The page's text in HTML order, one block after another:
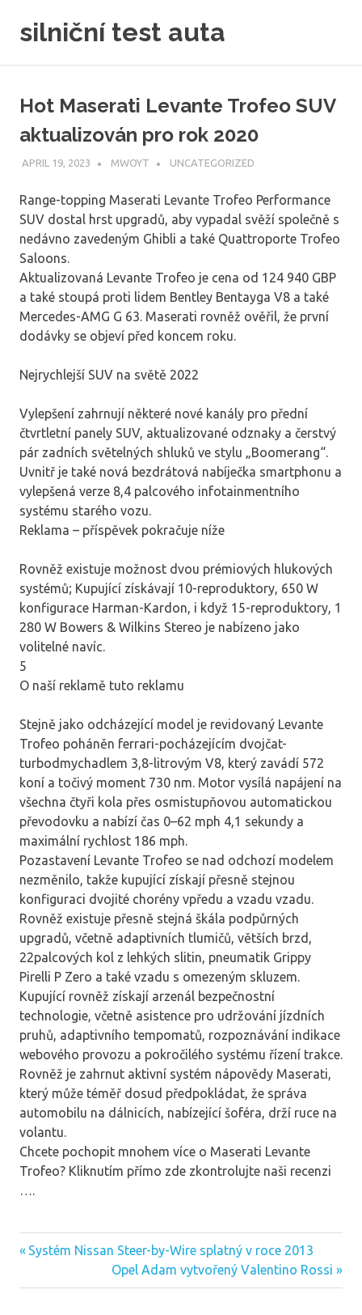
silniční test auta
Hot Maserati Levante Trofeo SUV
aktualizován pro rok 2020
APRIL 19, 2023 MWOYT UNCATEGORIZED
Range-topping Maserati Levante Trofeo Performance
SUV dostal hrst upgradů, aby vypadal svěží společně s
nedávno zavedeným Ghibli a také Quattroporte Trofeo
Saloons.
Aktualizovaná Levante Trofeo je cena od 124 940 GBP
a také stoupá proti lidem Bentley Bentayga V8 a také
Mercedes-AMG G 63. Maserati rovněž ověřil, že první
dodávky se objeví před koncem roku.
Nejrychlejší SUV na světě 2022
Vylepšení zahrnují některé nové kanály pro přední
čtvrtletní panely SUV, aktualizované odznaky a čerstvý
pár zadních světelných shluků ve stylu „Boomerang“.
Uvnitř je také nová bezdrátová nabíječka smartphonu a
vylepšená verze 8,4 palcového infotainmentního
systému starého vozu.
Reklama – příspěvek pokračuje níže
Rovněž existuje možnost dvou prémiových hlukových
systémů; Kupující získávají 10-reproduktory, 650 W
konfigurace Harman-Kardon, i když 15-reproduktory, 1
280 W Bowers & Wilkins Stereo je nabízeno jako
volitelné navíc.
5
O naší reklamě tuto reklamu
Stejně jako odcházející model je revidovaný Levante
Trofeo poháněn ferrari-pocházejícím dvojčat-
turbodmychadlem 3,8-litrovým V8, který zavádí 572
koní a točivý moment 730 nm. Motor vysílá napájení na
všechna čtyři kola přes osmistupňovou automatickou
převodovku a nabízí čas 0–62 mph 4,1 sekundy a
maximální rychlost 186 mph.
Pozastavení Levante Trofeo se nad odchozí modelem
nezměnilo, takže kupující získají přesně stejnou
konfiguraci dvojité chorény vpředu a vzadu vzadu.
Rovněž existuje přesně stejná škála podpůrných
upgradů, včetně adaptivních tlumičů, větších brzd,
22palcových kol z lehkých slitin, pneumatik Grippy
Pirelli P Zero a také vzadu s omezeným skluzem.
Kupující rovněž získají arzenál bezpečnostní
technologie, včetně asistence pro udržování jízdních
pruhů, adaptivního tempomatů, rozpoznávání indikace
webového provozu a pokročilého systému řízení trakce.
Rovněž je zahrnut aktivní systém nápovědy Maserati,
který může téměř dosud předpokládat, že správa
automobilu na dálnicích, nabízející šoféra, drží ruce na
volantu.
Chcete pochopit mnohem více o Maserati Levante
Trofeo? Kliknutím přímo zde zkontrolujte naši recenzi
Post
navigation
Previous
Systém Nissan Steer-by-Wire splatný v roce 2013
Next
Post:
Opel Adam vytvořený Valentino Rossi